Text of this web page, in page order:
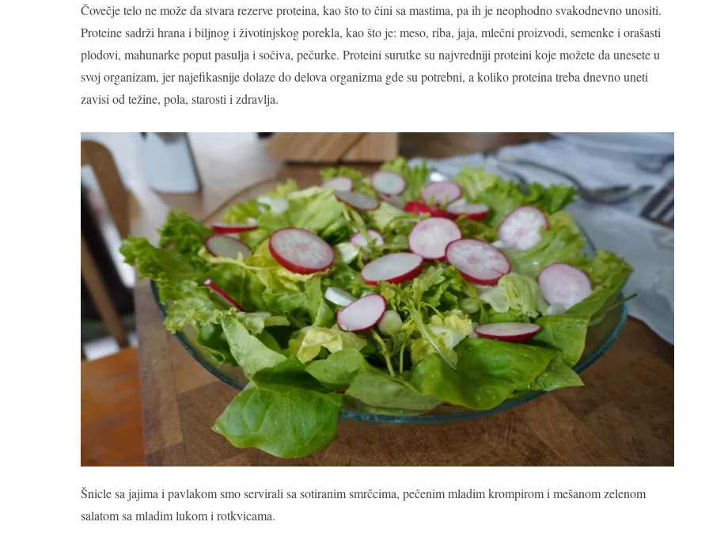
Čovečje telo ne može da stvara rezerve proteina, kao što to čini sa mastima, pa ih je neophodno svakodnevno unositi.
Proteine sadrži hrana i biljnog i životinjskog porekla, kao što je: meso, riba, jaja, mlečni proizvodi, semenke i orašasti
plodovi, mahunarke poput pasulja i sočiva, pečurke. Proteini surutke su najvredniji proteini koje možete da unesete u
svoj organizam, jer najefikasnije dolaze do delova organizma gde su potrebni, a koliko proteina treba dnevno uneti
zavisi od težine, pola, starosti i zdravlja.
Šnicle sa jajima i pavlakom smo servirali sa sotiranim smrčcima, pečenim mladim krompirom i mešanom zelenom
salatom sa mladim lukom i rotkvicama.